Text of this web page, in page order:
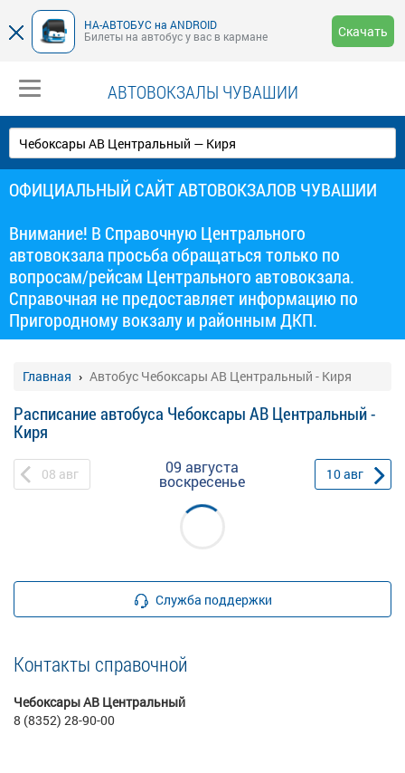
НА-АВТОБУС на ANDROID
Билеты на автобус у вас в кармане
Скачать
АВТОВОКЗАЛЫ ЧУВАШИИ
ОФИЦИАЛЬНЫЙ САЙТ АВТОВОКЗАЛОВ ЧУВАШИИ
Внимание! В Справочную Центрального
автовокзала просьба обращаться только по
вопросам/рейсам Центрального автовокзала.
Справочная не предоставляет информацию по
Пригородному вокзалу и районным ДКП.
Главная Автобус Чебоксары АВ Центральный - Киря
Расписание автобуса Чебоксары АВ Центральный -
Киря
08 авг 09 августа
воскресенье 10авг
Служба поддержки
Контакты справочной
Чебоксары АВ Центральный
8 (8352) 28-90-00